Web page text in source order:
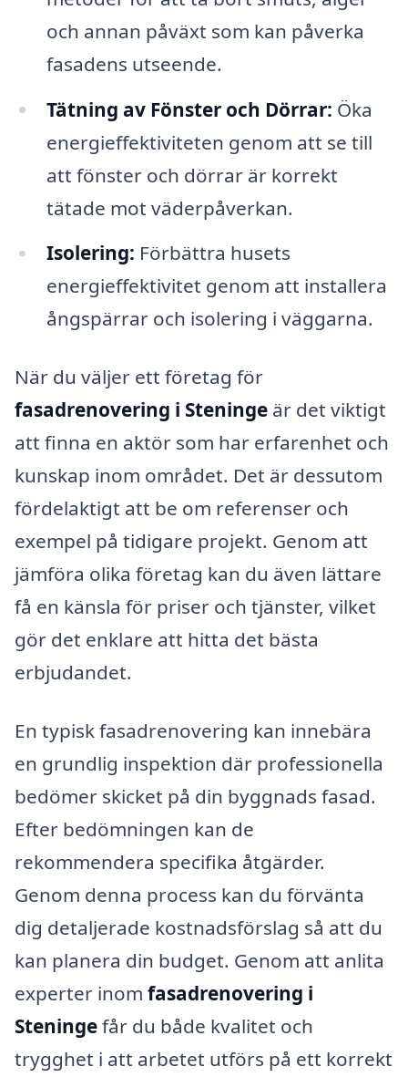
och annan påväxt som kan påverka
fasadens utseende.
Tätning av Fönster och Dörrar: Öka
energieffektiviteten genom att se till
att fönster och dörrar är korrekt
tätade mot väderpåverkan.
Isolering: Förbättra husets
energieffektivitet genom att installera
ångspärrar och isolering i väggarna.
När du väljer ett företag för
fasadrenovering i Steninge är det viktigt
att finna en aktör som har erfarenhet och
kunskap inom området. Det är dessutom
fördelaktigt att be om referenser och
exempel på tidigare projekt. Genom att
jämföra olika företag kan du även lättare
få en känsla för priser och tjänster, vilket
gör det enklare att hitta det bästa
erbjudandet.
En typisk fasadrenovering kan innebära
en grundlig inspektion där professionella
bedömer skicket på din byggnads fasad.
Efter bedömningen kan de
rekommendera specifika åtgärder.
Genom denna process kan du förvänta
dig detaljerade kostnadsförslag så att du
kan planera din budget. Genom att anlita
experter inom fasadrenovering i
Steningefår du både kvalitet och
trygghet i att arbetet utförs på ett korrekt